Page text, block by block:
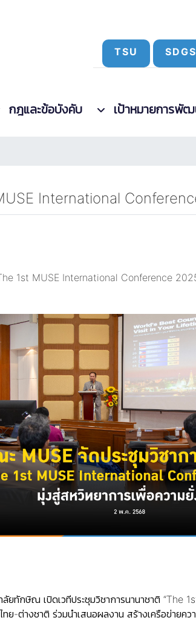
TSU
กฎและข้อบังคับ เป้าหมายการพั
International
1st MUSE International Conference
ลัยทักษิณ เปิดเวทีประชุมวิชาการนานาชาติ
ย-ต่างชาติ ร่วมนำเสนอผลงาน สร้างเครือข่ายคว